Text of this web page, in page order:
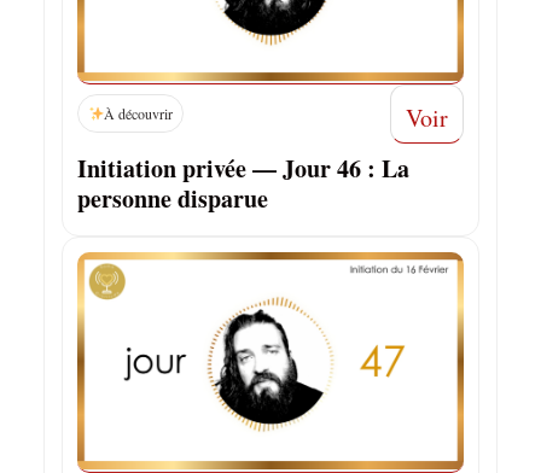
À découvrir Voir
Initiation privée — Jour 46 : La
personne disparue